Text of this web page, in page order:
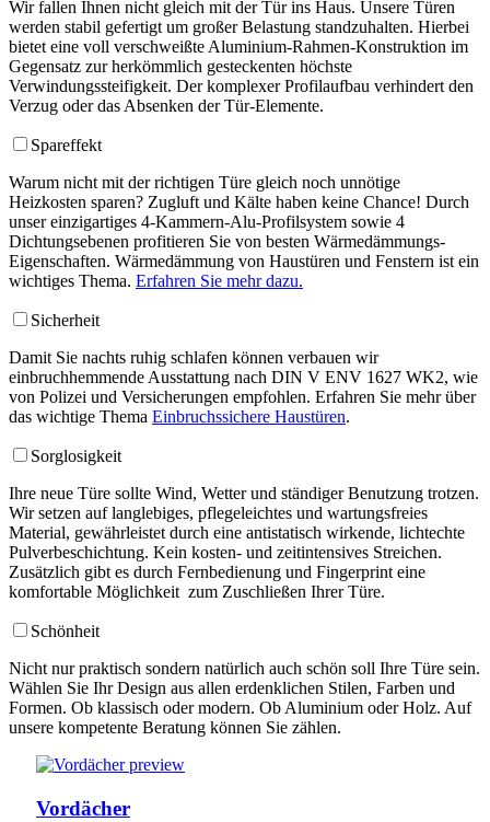
Wir fallen Ihnen nicht gleich mit der Tür ins Haus. Unsere Türen
werden stabil gefertigt um großer Belastung standzuhalten. Hierbei
bietet eine voll verschweißte Aluminium-Rahmen-Konstruktion im
Gegensatz zur herkömmlich gesteckenten höchste
Verwindungssteifigkeit. Der komplexer Profilaufbau verhindert den
Verzug oder das Absenken der Tür-Elemente.
Spareffekt
Warum nicht mit der richtigen Türe gleich noch unnötige
Heizkosten sparen? Zugluft und Kälte haben keine Chance! Durch
unser einzigartiges 4-Kammern-Alu-Profilsystem sowie 4
Dichtungsebenen profitieren Sie von besten Wärmedämmungs-
Eigenschaften. Wärmedämmung von Haustüren und Fenstern ist ein
wichtiges Thema. Erfahren Sie mehr dazu.
Sicherheit
Damit Sie nachts ruhig schlafen können verbauen wir
einbruchhemmende Ausstattung nach DIN V ENV 1627 WK2, wie
von Polizei und Versicherungen empfohlen. Erfahren Sie mehr über
das wichtige Thema Einbruchssichere Haustüren.
Sorglosigkeit
Ihre neue Türe sollte Wind, Wetter und ständiger Benutzung trotzen.
Wir setzen auf langlebiges, pflegeleichtes und wartungsfreies
Material, gewährleistet durch eine antistatisch wirkende, lichtechte
Pulverbeschichtung. Kein kosten- und zeitintensives Streichen.
Zusätzlich gibt es durch Fernbedienung und Fingerprint eine
komfortable Möglichkeit zum Zuschließen Ihrer Türe.
Schönheit
Nicht nur praktisch sondern natürlich auch schön soll Ihre Türe sein.
Wählen Sie Ihr Design aus allen erdenklichen Stilen, Farben und
Formen. Ob klassisch oder modern. Ob Aluminium oder Holz. Auf
unsere kompetente Beratung können Sie zählen.
Vordächer